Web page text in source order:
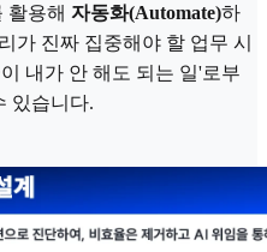
활용해 자동화(Automate)하
가 진짜 집중해야 할 업무 시
내가 안 해도 되는 일'로부
있습니다.